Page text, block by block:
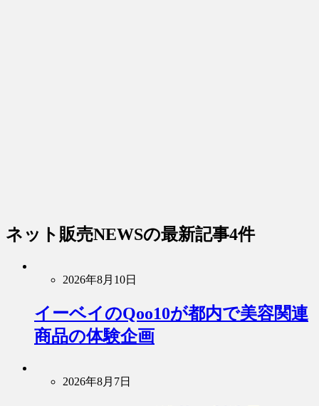
ネット販売NEWSの最新記事4件
2026年8月10日
イーベイのQoo10が都内で美容関連
商品の体験企画
2026年8月7日